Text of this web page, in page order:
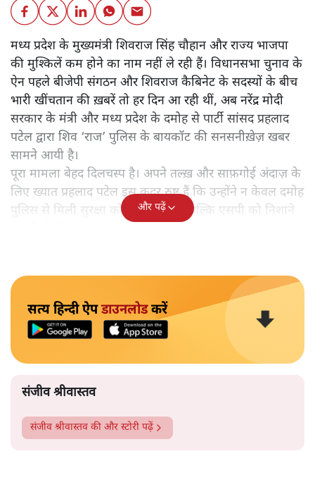
मध्य प्रदेश के मुख्यमंत्री शिवराज सिंह चौहान और राज्य भाजपा
की मुश्किलें कम होने का नाम नहीं ले रही हैं। विधानसभा चुनाव के
ऐन पहले बीजेपी संगठन और शिवराज कैबिनेट के सदस्यों के बीच
भारी खींचतान की ख़बरें तो हर दिन आ रही थीं, अब नरेंद्र मोदी
सरकार के मंत्री और मध्य प्रदेश के दमोह से पार्टी सांसद प्रहलाद
पटेल द्वारा शिव ‘राज’ पुलिस के बायकॉट की सनसनीख़ेज़ खबर
सामने आयी है।
पूरा मामला बेहद दिलचस्प है। अपने तल्ख़ और साफ़गोई अंदाज़ के
लिए ख्यात प्रहलाद पटेल इस कदर रुष्ट हैं कि उन्होंने न केवल दमोह
पुलिस से मिली सुरक्षा को लौटा दिया है, बल्कि एसपी को निशाने
और पढ़ें
सत्य हिन्दी ऐपडाउनलोडकरें
संजीव श्रीवास्तव
संजीव श्रीवास्तव की और स्टोरी पढ़ें